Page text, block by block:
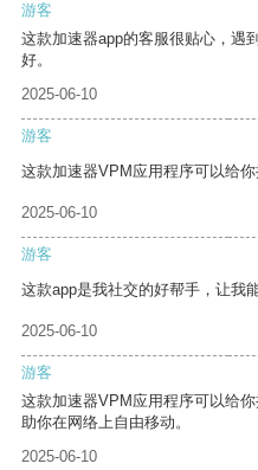
游客
这款加速器app的客服很贴心，遇
好。
2025-06-10
游客
这款加速器VPM应用程序可以给
2025-06-10
游客
这款app是我社交的好帮手，让我
2025-06-10
游客
这款加速器VPM应用程序可以给
助你在网络上自由移动。
2025-06-10